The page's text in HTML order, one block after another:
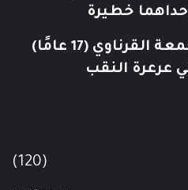
خطيرة
مصرع الفتى محمد جمعة القرناوي (17 عامًا)
عرعرة النقب
(120)